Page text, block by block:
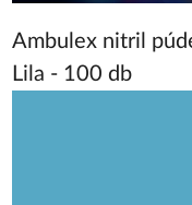
Ambulex nitril
Lila - 100 db